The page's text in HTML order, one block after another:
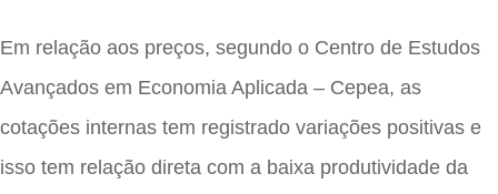
Em relação aos preços, segundo o Centro de Estudos
Avançados em Economia Aplicada – Cepea, as
cotações internas tem registrado variações positivas e
isso tem relação direta com a baixa produtividade da